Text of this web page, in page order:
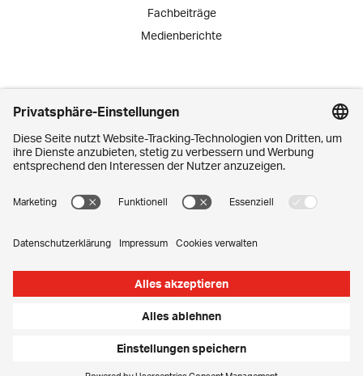
Fachbeiträge
Medienberichte
Engagement
Praktika
Schnuppertage
Mitarbeiter-Initiativen
Media Corner
Datenschutz